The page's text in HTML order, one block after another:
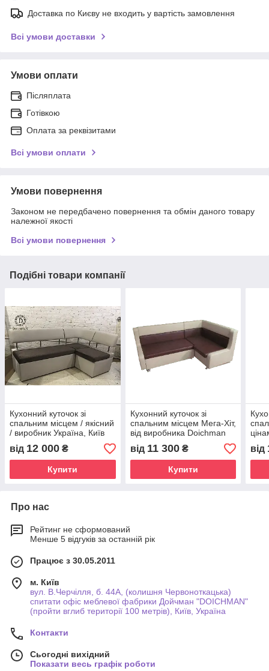
Доставка по Києву не входить у вартість замовлення
Всі умови доставки
Умови оплати
Післяплата
Готівкою
Оплата за реквізитами
Всі умови оплати
Умови повернення
Законом не передбачено повернення та обмін даного товару
належної якості
Всі умови повернення
Подібні товари компанії
Кухонний куточок зі
спальним місцем / якісний
/ виробник Україна, Київ
від 12 000 ₴
Купити
Кухонний куточок зі
спальним місцем Мега-Хіт,
від виробника Doichman
від 11 300₴
Купити
від
Про нас
Рейтинг не сформований
Менше 5 відгуків за останній рік
Працює з 30.05.2011
м. Київ
вул. В.Черчілля, б. 44А, (колишня Червоноткацька)
спитати офіс меблевої фабрики Дойчман "DOICHMAN"
(пройти вглиб території 100 метрів), Київ, Україна
Контакти
Сьогодні вихідний
Показати весь графік роботи